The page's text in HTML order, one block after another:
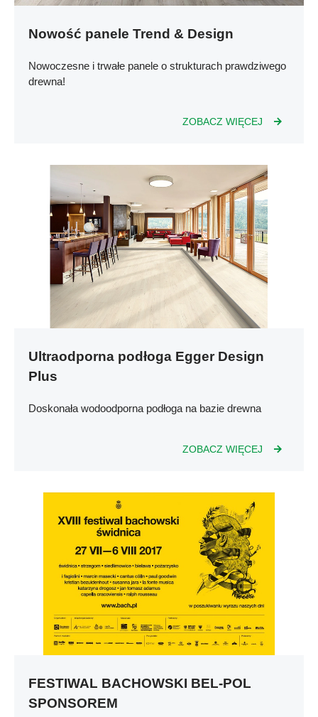
Deweloperzy
Aktualności
Nowość panele Trend & Design
Nowoczesne i trwałe panele o strukturach prawdziwego
drewna!
ZOBACZ WIĘCEJ
Ultraodporna podłoga Egger Design
Plus
Doskonała wodoodporna podłoga na bazie drewna
ZOBACZ WIĘCEJ
FESTIWAL BACHOWSKI BEL-POL
SPONSOREM